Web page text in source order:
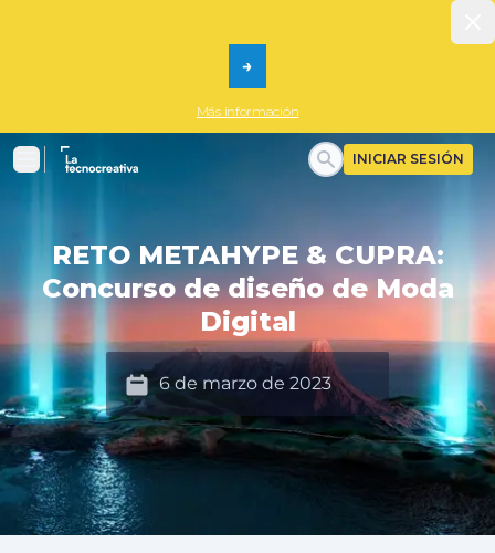
→
Más información
Menu
La tecnocreativa INICIAR SESIÓN
RETO METAHYPE & CUPRA:
Concurso de diseño de Moda
Digital
Date6 de marzo de 2023